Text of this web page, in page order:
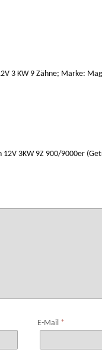
3 KW 9 Zähne; Marke:
3KW 9Z 900/9000er
E-Mail *